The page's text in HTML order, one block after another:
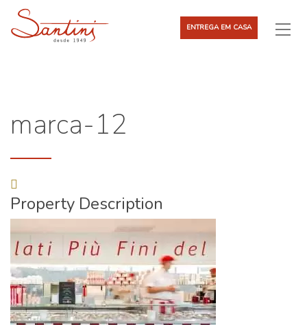
ENTREGA EM CASA
marca-12
Property Description